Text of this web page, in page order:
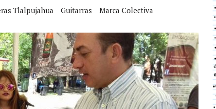
Tlalpujahua Guitarras
Marca Colectiva